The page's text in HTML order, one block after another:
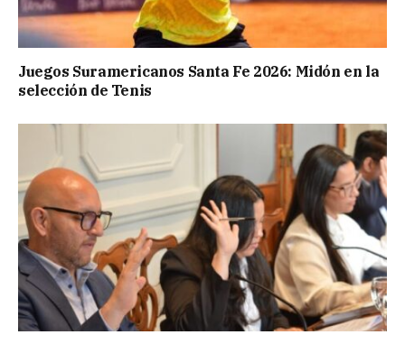
Juegos Suramericanos Santa Fe 2026: Midón en la
selección de Tenis